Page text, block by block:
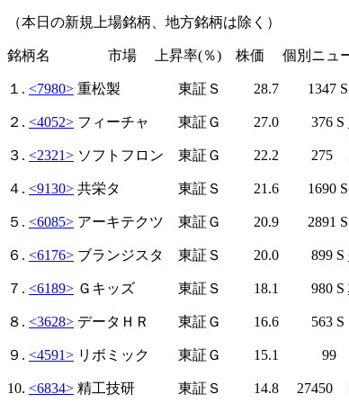
（本日の新規上場銘柄、地方銘柄は除く）
銘柄名 市場 上昇率(％) 株価 個別ニュース
１. <7980> 重松製 東証Ｓ 28.7 1347 S
２. <4052> フィーチャ 東証Ｇ 27.0 376 S
３. <2321> ソフトフロン 東証Ｇ 22.2 275
４. <9130> 共栄タ 東証Ｓ 21.6 1690 S
５. <6085> アーキテクツ 東証Ｇ 20.9 2891 S
６. <6176> ブランジスタ 東証Ｓ 20.0 899 S
７. <6189> Ｇキッズ 東証Ｓ 18.1 980 S
８. <3628> データＨＲ 東証Ｇ 16.6 563 S
９. <4591> リボミック 東証Ｇ 15.1 99
10. <6834> 精工技研 東証Ｓ 14.8 27450